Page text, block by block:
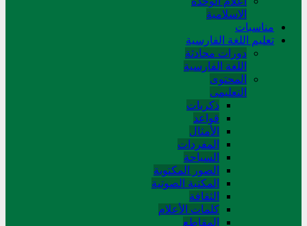
الاسلامية
مناسبات
تعلیم اللغة الفارسیة
دورات محادثة
اللغة الفارسیة
المحتوی
التعلیمی
ذکریات
قواعد
الأمثال
المفردات
السیاحة
الصور المکتوبة
المکتبة الصوتیة
الثقافة
کلمات الأعلام
المقاطع